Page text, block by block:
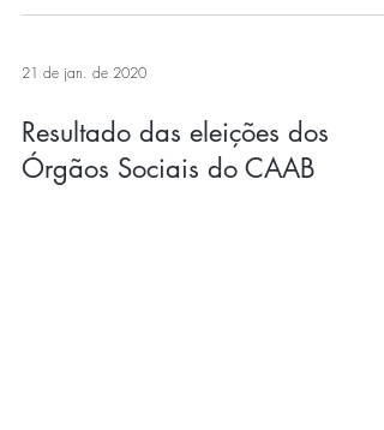
21 de jan. de 2020
Resultado das eleições dos
Órgãos Sociais do CAAB